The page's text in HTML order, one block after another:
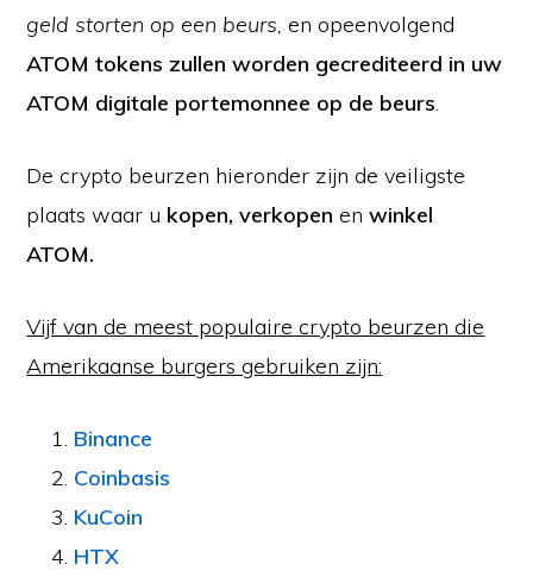
geld storten op een beurs, en opeenvolgend
ATOM tokens zullen worden gecrediteerd in uw
ATOM digitale portemonnee op de beurs.
De crypto beurzen hieronder zijn de veiligste
plaats waar u kopen, verkopen enwinkel
ATOM.
Vijf van de meest populaire crypto beurzen die
Amerikaanse burgers gebruiken zijn:
Binance
Coinbasis
KuCoin
HTX